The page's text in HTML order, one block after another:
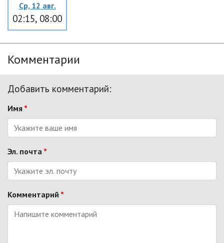
Ср, 12 авг.
02:15, 08:00
Комментарии
Добавить комментарий:
Имя *
Эл. почта *
Комментарий *